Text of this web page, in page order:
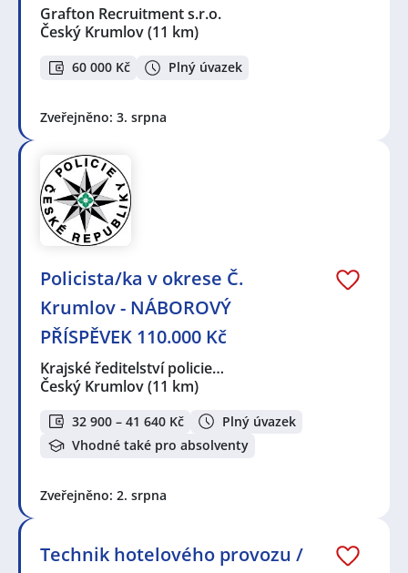
Grafton Recruitment s.r.o.
Český Krumlov(11 km)
60 000 Kč Plný úvazek
Zveřejněno: 3. srpna
Policista/ka v okrese Č.
Krumlov - NÁBOROVÝ
PŘÍSPĚVEK 110.000 Kč
Krajské ředitelství policie…
Český Krumlov(11 km)
32 900 – 41 640 Kč
Plný úvazek
Vhodné také pro absolventy
Zveřejněno: 2. srpna
Technik hotelového provozu /